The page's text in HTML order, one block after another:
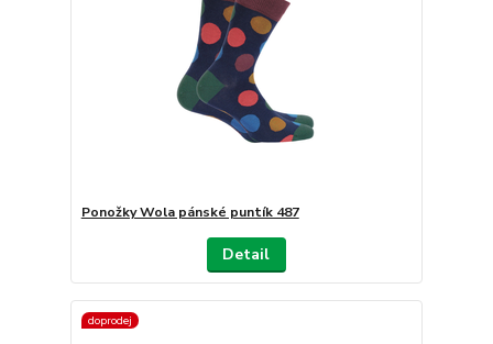
Ponožky Wola pánské puntík 487
Detail
doprodej